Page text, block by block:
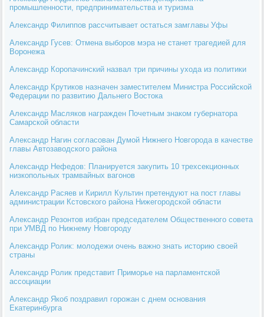
промышленности, предпринимательства и туризма
Александр Филиппов рассчитывает остаться замглавы Уфы
Александр Гусев: Отмена выборов мэра не станет трагедией для
Воронежа
Александр Коропачинский назвал три причины ухода из политики
Александр Крутиков назначен заместителем Министра Российской
Федерации по развитию Дальнего Востока
Александр Масляков награжден Почетным знаком губернатора
Самарской области
Александр Нагин согласован Думой Нижнего Новгорода в качестве
главы Автозаводского района
Александр Нефедов: Планируется закупить 10 трехсекционных
низкопольных трамвайных вагонов
Александр Расяев и Кирилл Культин претендуют на пост главы
администрации Кстовского района Нижегородской области
Александр Резонтов избран председателем Общественного совета
при УМВД по Нижнему Новгороду
Александр Ролик: молодежи очень важно знать историю своей
страны
Александр Ролик представит Приморье на парламентской
ассоциации
Александр Якоб поздравил горожан с днем основания
Екатеринбурга